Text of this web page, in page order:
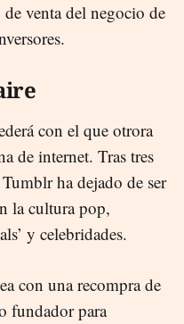
venta del negocio de
con el que otrora
de internet. Tras tres
ha dejado de ser
la cultura pop,
y celebridades.
con una recompra de
fundador para